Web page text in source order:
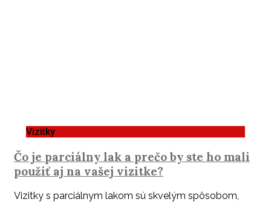
Vizitky
Čo je parciálny lak a prečo by ste ho mali
použiť aj na vašej vizitke?
Vizitky s parciálnym lakom sú skvelým spôsobom,